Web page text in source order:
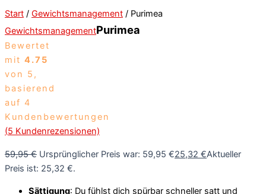
Start / Gewichtsmanagement / Purimea
GewichtsmanagementPurimea
Bewertet
mit 4.75
von 5,
basierend
auf 4
Kundenbewertungen
(5 Kundenrezensionen)
59,95€ Ursprünglicher Preis war: 59,95 €25,32 €Aktueller
Preis ist: 25,32 €.
Sättigung: Du fühlst dich spürbar schneller satt und